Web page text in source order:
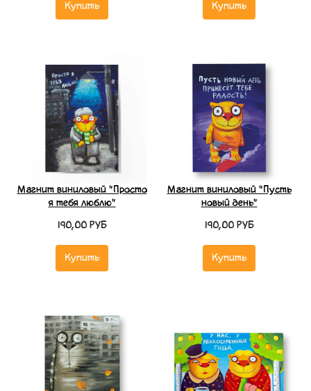
Купить Купить
Магнит виниловый "Просто
я тебя люблю"
190,00 РУБ
Купить
Магнит виниловый "Пусть
новый день"
190,00 РУБ
Купить